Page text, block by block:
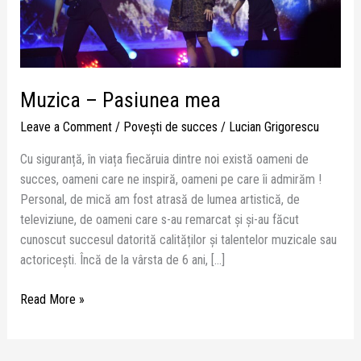
Muzica – Pasiunea mea
Leave a Comment / Poveşti de succes / Lucian Grigorescu
Cu siguranță, în viața fiecăruia dintre noi există oameni de
succes, oameni care ne inspiră, oameni pe care îi admirăm !
Personal, de mică am fost atrasă de lumea artistică, de
televiziune, de oameni care s-au remarcat și și-au făcut
cunoscut succesul datorită calităților și talentelor muzicale sau
actoricești. Încă de la vârsta de 6 ani, […]
Read More »